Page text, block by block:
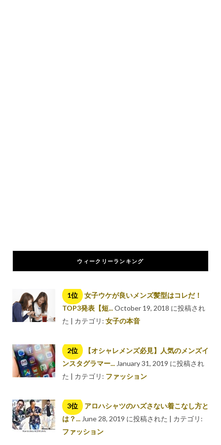
ウィークリーランキング
女子ウケが良いメンズ髪型はコレだ！
TOP3発表【短...October 19, 2018 に投稿され
た | カテゴリ: 女子の本音
【オシャレメンズ必見】人気のメンズイ
ンスタグラマー...January 31, 2019 に投稿され
た | カテゴリ: ファッション
アロハシャツのハズさない着こなし方と
は？...June 28, 2019 に投稿された | カテゴリ:
ファッション